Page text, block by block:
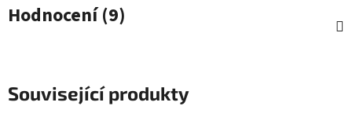
Hodnocení (9)
Související produkty